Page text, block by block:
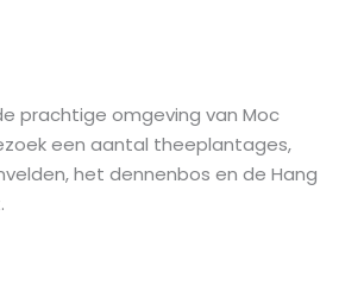
prachtige omgeving van Moc
een aantal theeplantages,
het dennenbos en de Hang